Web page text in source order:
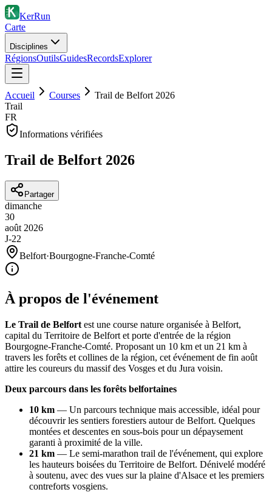
KerRun
Carte
Disciplines
RégionsOutilsGuidesRecordsExplorer
Accueil Courses
Trail de Belfort 2026
Trail
FR
Informations vérifiées
Trail de Belfort 2026
Partager
dimanche
30
août 2026
J-22
Belfort·Bourgogne-Franche-Comté
À propos de l'événement
Le Trail de Belfort est une course nature organisée à Belfort,
capital du Territoire de Belfort et porte d'entrée de la région
Bourgogne-Franche-Comté. Proposant un 10 km et un 21 km à
travers les forêts et collines de la région, cet événement de fin août
attire les coureurs du massif des Vosges et du Jura voisin.
Deux parcours dans les forêts belfortaines
10 km — Un parcours technique mais accessible, idéal pour
découvrir les sentiers forestiers autour de Belfort. Quelques
montées et descentes en sous-bois pour un dépaysement
garanti à proximité de la ville.
21 km — Le semi-marathon trail de l'événement, qui explore
les hauteurs boisées du Territoire de Belfort. Dénivelé modéré
à soutenu, avec des vues sur la plaine d'Alsace et les premiers
contreforts vosgiens.